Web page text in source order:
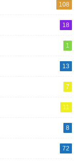
108
18
1
13
7
11
8
72